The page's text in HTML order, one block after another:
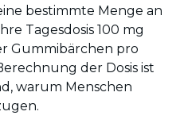
bestimmte Menge an
Tagesdosis 100 mg
Gummibärchen pro
der Dosis ist
warum Menschen